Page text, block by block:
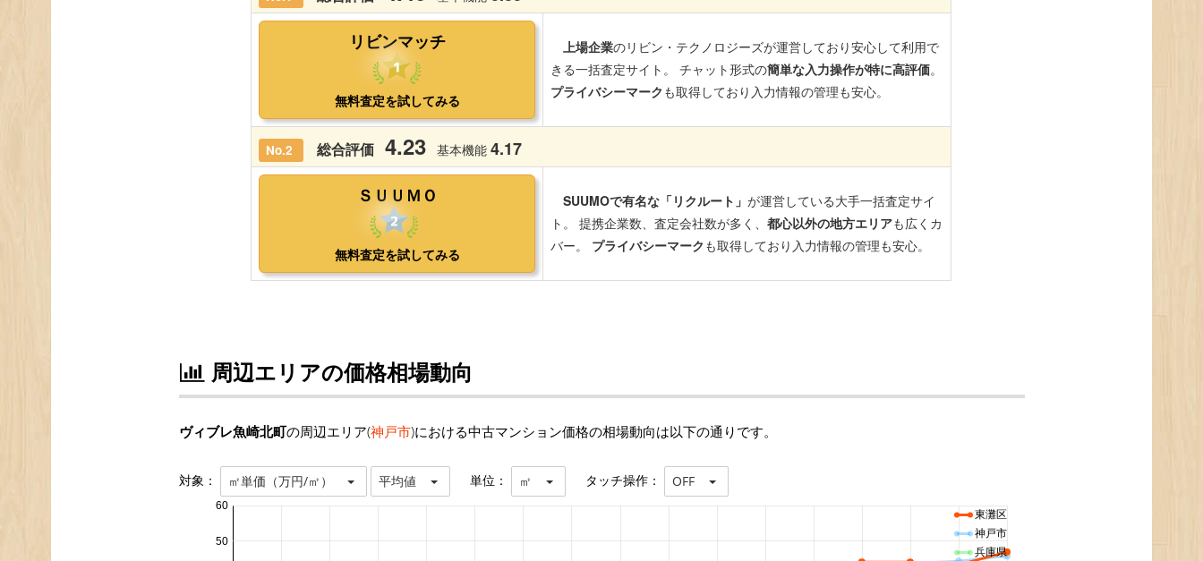
周辺エリアの価格相場動向
ヴィブレ魚崎北町の周辺エリア(神戸市)における中古マンション価格の相場動向は以下の通りです。
対象： ㎡単価（万円/㎡） 平均値 単位： ㎡ タッチ操作： OFF
50
60
東灘区
神戸市
兵庫県